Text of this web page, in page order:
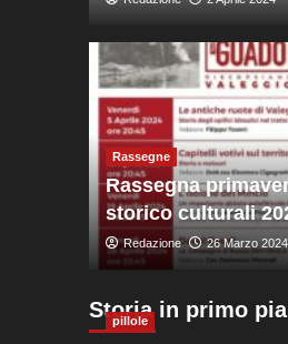
(1931-
Rassegne
Rassegna
storico culturali
Redazione 26 Marzo 2024
Storia in primo
pillole